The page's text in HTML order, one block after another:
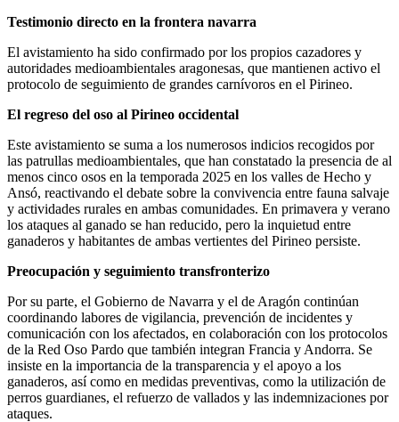
Testimonio directo en la frontera navarra
El avistamiento ha sido confirmado por los propios cazadores y
autoridades medioambientales aragonesas, que mantienen activo el
protocolo de seguimiento de grandes carnívoros en el Pirineo.
El regreso del oso al Pirineo occidental
Este avistamiento se suma a los numerosos indicios recogidos por
las patrullas medioambientales, que han constatado la presencia de al
menos cinco osos en la temporada 2025 en los valles de Hecho y
Ansó, reactivando el debate sobre la convivencia entre fauna salvaje
y actividades rurales en ambas comunidades. En primavera y verano
los ataques al ganado se han reducido, pero la inquietud entre
ganaderos y habitantes de ambas vertientes del Pirineo persiste.​
Preocupación y seguimiento transfronterizo
Por su parte, el Gobierno de Navarra y el de Aragón continúan
coordinando labores de vigilancia, prevención de incidentes y
comunicación con los afectados, en colaboración con los protocolos
de la Red Oso Pardo que también integran Francia y Andorra. Se
insiste en la importancia de la transparencia y el apoyo a los
ganaderos, así como en medidas preventivas, como la utilización de
perros guardianes, el refuerzo de vallados y las indemnizaciones por
ataques.​